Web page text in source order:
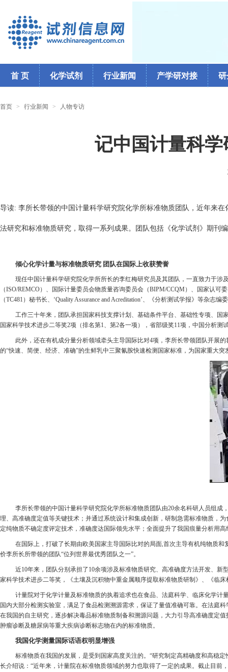
首 页 化学试剂 行业新闻 产学研对接 研
首页 > 行业新闻 > 人物专访
记中国计量科
导读: 李所长带领的中国计量科学研究院化学所标准物质团队，近年来在
法研究和标准物质研究，取得一系列成果。 团队包括《化学试剂》期刊
倾心化学计量与标准物质研究 团队在国际上收获赞誉
现任中国计量科学研究院化学所所长的李红梅研究员及其团队，一直致力于
（ISO/REMCO）、国际计量委员会物质量咨询委员会（BIPM/CCQM ）、国家认可
（TC481 ）秘书长、‘Quality Assurance and Acreditation’、《分析测试学报》等杂志编
工作三十年来，团队承担国家科技支撑计划、基础条件平台、基础性专项、
国家科学技术进步二等奖2项（排名第1、第2各一项），省部级奖11项，中国分析测
此外，还在有机成分量分析领域牵头主导国际比对4项，李所长带领团队开展
的“快速、简便、经济、准确”的生鲜乳中三聚氰胺快速检测国家标准，为国家重大
李所长带领的中国计量科学研究院化学所标准物质团队由20余名科研人员组
理、高准确度定值等关键技术；并通过系统设计和集成创新，研制急需标准物质，
定纯物质不确定度评定技术，准确度达国际领先水平；全面提升了我国痕量分析用
在国际上，打破了长期由欧美国家主导国际比对的局面,首次主导有机纯物质
价李所长所带领的团队“位列世界最优秀团队之一”。
近10年来，团队分别承担了10余项涉及标准物质研究、高准确度方法开发、
家科学技术进步二等奖，《土壤及沉积物中重金属顺序提取标准物质研制》、《临
计量院对于化学计量及标准物质的执着追求也在食品、法庭科学、临床化学
国内大部分检测实验室，满足了食品检测溯源需求，保证了量值准确可靠。在法庭
在我国的自主研究，逐步解决毒品标准物质制备和溯源问题，大力引导高准确度定
肿瘤诊断及糖尿病等重大疾病诊断标志物在内的标准物质。
我国化学测量国际话语权明显增强
标准物质在我国的发展，是受到国家高度关注的。“研究制定高精确度和高稳
长介绍说：“近年来，计量院在标准物质领域的努力也取得了一定的成果。截止目